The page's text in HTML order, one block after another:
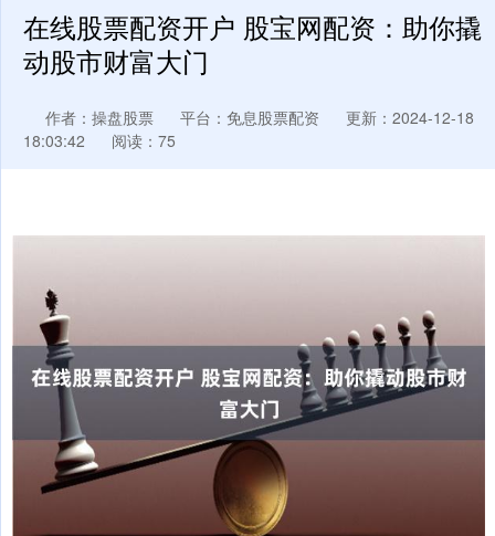
在线股票配资开户 股宝网配资：助你撬
动股市财富大门
作者：操盘股票 平台：免息股票配资
更新：2024-12-18
18:03:42
阅读：75